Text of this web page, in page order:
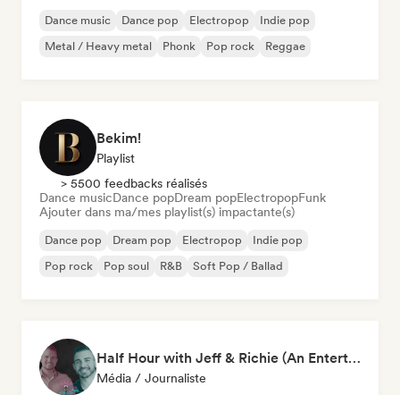
Dance music Dance pop Electropop
Indie pop
Metal / Heavy metal
Phonk Pop rock Reggae
Bekim!
Playlist
> 5500 feedbacks réalisés
Dance musicDance popDream popElectropopFunk
Ajouter dans ma/mes playlist(s) impactante(s)
Dance pop Dream pop Electropop
Indie pop
Pop rock
Pop soul R&B Soft Pop / Ballad
Half Hour with Jeff & Richie (An Entertainment Podcast)
Média / Journaliste